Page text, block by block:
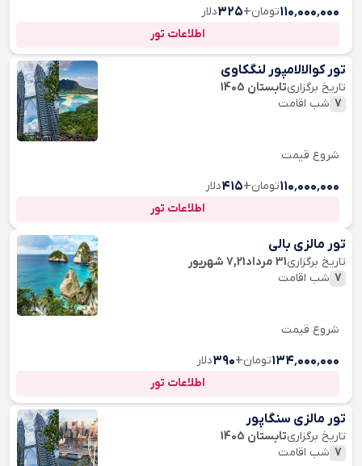
تور کوالالامپور لنگکاوی
تاریخ برگزاریتابستان 1405
7 شب اقامت
شروع قیمت
۱۱۰٬۰۰۰٬۰۰۰تومان+۴۱۵دلار
اطلاعات تور
تور مالزی سنگاپور
تاریخ برگزاریتابستان 1405
7 شب اقامت
۱۱۰٬۰۰۰٬۰۰۰تومان+۳۲۵دلار
اطلاعات تور
تور مالزی بالی
تاریخ برگزاری31 مرداد7,21 شهریور
7 شب اقامت
شروع قیمت
۱۳۴٬۰۰۰٬۰۰۰تومان+۳۹۰دلار
اطلاعات تور